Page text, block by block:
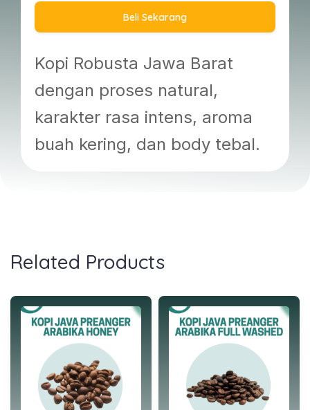
Beli Sekarang
Kopi Robusta Jawa Barat
dengan proses natural,
karakter rasa intens, aroma
buah kering, dan body tebal.
Related Products